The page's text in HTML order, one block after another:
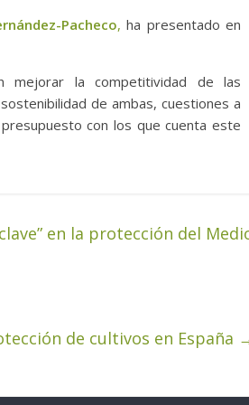
Pacheco, ha presentado en
mejorar la competitividad de las
de ambas, cuestiones a
con los que cuenta este
en la protección del
de cultivos en España